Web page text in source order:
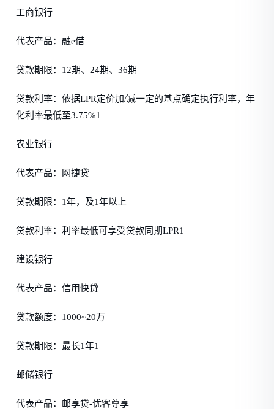
工商银行
代表产品：融e借
贷款期限：12期、24期、36期
贷款利率：依据LPR定价加/减一定的基点确定执行利率，年
化利率最低至3.75%1
农业银行
代表产品：网捷贷
贷款期限：1年，及1年以上
贷款利率：利率最低可享受贷款同期LPR1
建设银行
代表产品：信用快贷
贷款额度：1000~20万
贷款期限：最长1年1
邮储银行
代表产品：邮享贷-优客尊享